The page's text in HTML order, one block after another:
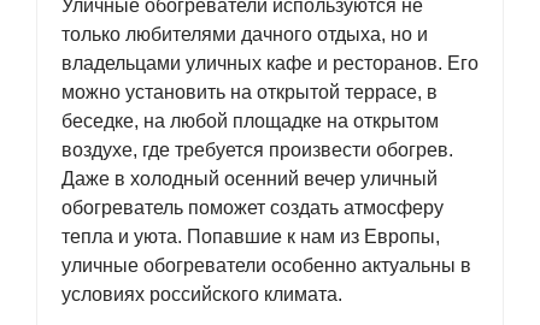
Уличные обогреватели используются не
только любителями дачного отдыха, но и
владельцами уличных кафе и ресторанов. Его
можно установить на открытой террасе, в
беседке, на любой площадке на открытом
воздухе, где требуется произвести обогрев.
Даже в холодный осенний вечер уличный
обогреватель поможет создать атмосферу
тепла и уюта. Попавшие к нам из Европы,
уличные обогреватели особенно актуальны в
условиях российского климата.